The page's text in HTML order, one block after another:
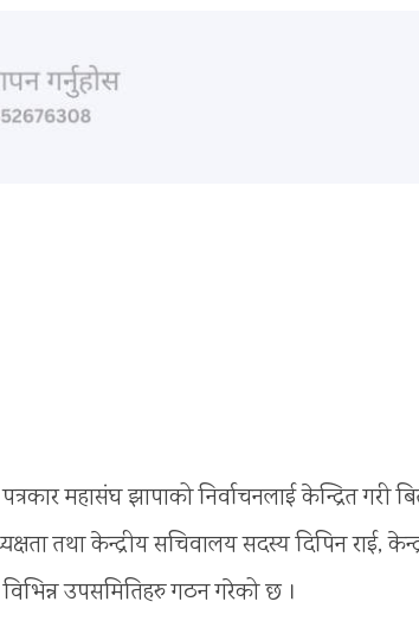
महासंघ झापाको निर्वाचनलाई केन्द्रित गरी
तथा केन्द्रीय सचिवालय सदस्य दिपिन राई,
उपसमितिहरु गठन गरेको छ ।